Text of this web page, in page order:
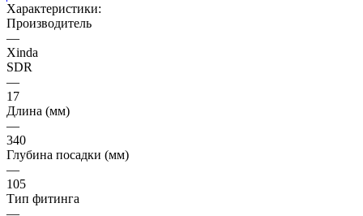
Характеристики:
Производитель
—
Xinda
SDR
—
17
Длина (мм)
—
340
Глубина посадки (мм)
—
105
Тип фитинга
—